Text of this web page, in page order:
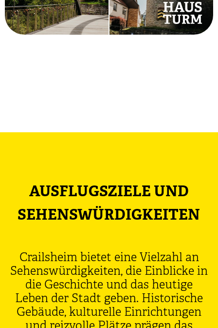
AUSFLUGSZIELE UND
SEHENSWÜRDIGKEITEN
Crailsheim bietet eine Vielzahl an
Sehenswürdigkeiten, die Einblicke in
die Geschichte und das heutige
Leben der Stadt geben. Historische
Gebäude, kulturelle Einrichtungen